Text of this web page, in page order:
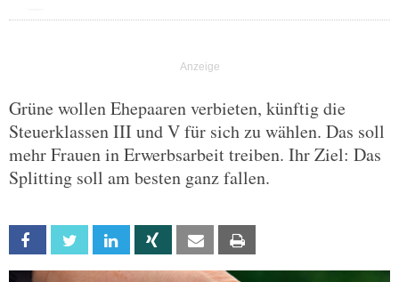
Grüne wollen Ehepaaren verbieten, künftig die
Steuerklassen III und V für sich zu wählen. Das soll
mehr Frauen in Erwerbsarbeit treiben. Ihr Ziel: Das
Splitting soll am besten ganz fallen.
Facebook Twitter Linkedin Xing Email